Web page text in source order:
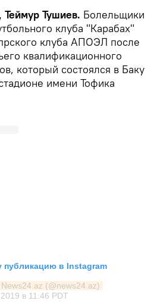
Теймур Тушиев. Болельщики
клуба "Карабах"
клуба АПОЭЛ после
квалификационного
который состоялся в Баку
имени Тофика
публикацию в Instagram
(@news24.az)
в 11:46 PDT